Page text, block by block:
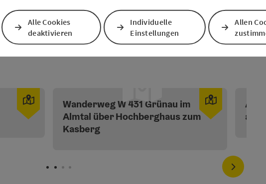
Copyright öffnen Copyright
Wanderweg W 431 Grünau im
Almtal über Hochberghaus zum
Kasberg
auf,
nächstes
Alle Cookies
deaktivieren
Individuelle
Einstellungen
Allen